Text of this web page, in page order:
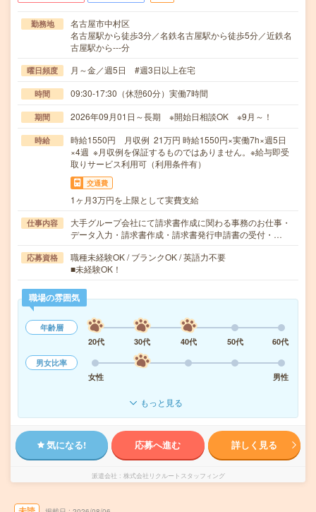
勤務地
名古屋市中村区
名古屋駅から徒歩3分／名鉄名古屋駅から徒歩5分／近鉄名
古屋駅から---分
曜日頻度 月～金／週5日 #週3日以上在宅
時間 09:30-17:30（休憩60分）実働7時間
期間 2026年09月01日～長期 ※開始日相談OK ※9月～！
時給
時給1550円 月収例 21万円 時給1550円×実働7h×週5日
×4週 ※月収例を保証するものではありません。※給与即受
取りサービス利用可（利用条件有）
交通費
1ヶ月3万円を上限として実費支給
仕事内容
大手グループ会社にて請求書作成に関わる事務のお仕事・
データ入力・請求書作成・請求書発行申請書の受付・…
応募資格
職種未経験OK / ブランクOK / 英語力不要
■未経験OK！
職場の雰囲気
年齢層
20代
30代 40代 50代
60代
男女比率
女性
男性
もっと見る
気になる! 応募へ進む 詳しく見る
派遣会社 株式会社リクルートスタッフィング